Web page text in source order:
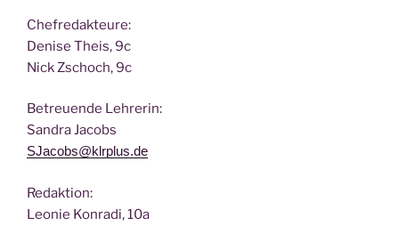
Chef­re­dak­teu­re:
Deni­se Theis, 9c
Nick Zscho­ch, 9c
Betreu­en­de Lehrerin:
San­dra Jacobs
SJacobs@klrplus.de
Redak­ti­on:
Leo­nie Kon­ra­di, 10a